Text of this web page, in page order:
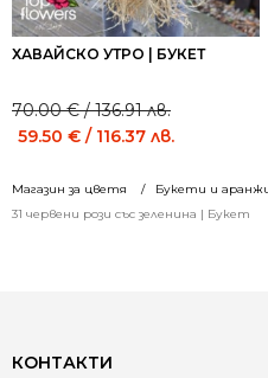
Магазин за цветя Букети и
31 червени рози със зеленина | Букет
ХАВАЙСКО УТРО | БУКЕТ
Original
price
70.00 €
/
70.00€/ 136.91 лв.
Current
price
70.00 €
/
59.50 € / 116.37 лв.
КОНТАКТИ